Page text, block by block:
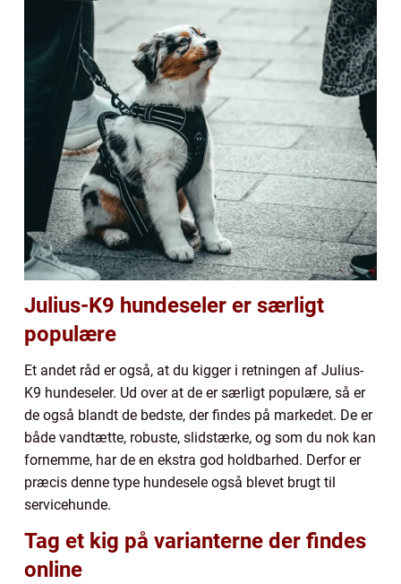
Julius-K9 hundeseler er særligt
populære
Et andet råd er også, at du kigger i retningen af Julius-
K9 hundeseler. Ud over at de er særligt populære, så er
de også blandt de bedste, der findes på markedet. De er
både vandtætte, robuste, slidstærke, og som du nok kan
fornemme, har de en ekstra god holdbarhed. Derfor er
præcis denne type hundesele også blevet brugt til
servicehunde.
Tag et kig på varianterne der findes
online